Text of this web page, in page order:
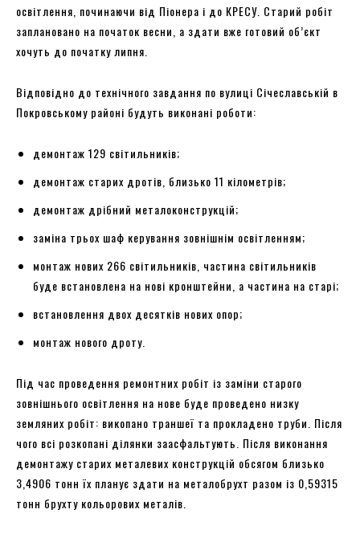
освітлення, починаючи від Піонера і до КРЕСУ. Старий робіт
заплановано на початок весни, а здати вже готовий об’єкт
хочуть до початку липня.
Відповідно до технічного завдання по вулиці Січеславській в
Покровському районі будуть виконані роботи:
демонтаж 129 світильників;
демонтаж старих дротів, близько 11 кілометрів;
демонтаж дрібний металоконструкцій;
заміна трьох шаф керування зовнішнім освітленням;
монтаж нових 266 світильників, частина світильників
буде встановлена ​​на нові кронштейни, а частина на старі;
встановлення двох десятків нових опор;
монтаж нового дроту.
Під час проведення ремонтних робіт із заміни старого
зовнішнього освітлення на нове буде проведено низку
земляних робіт: викопано траншеї та прокладено труби. Після
чого всі розкопані ділянки заасфальтують. Після виконання
демонтажу старих металевих конструкцій обсягом близько
3,4906 тонн їх планує здати на металобрухт разом із 0,59315
тонн брухту кольорових металів.